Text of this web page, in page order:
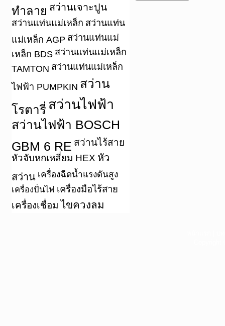
ทำลาย สว่านเจาะปูน
สว่านแท่นแม่เหล็ก สว่านแท่น
แม่เหล็ก AGP สว่านแท่นแม่
เหล็ก BDS สว่านแท่นแม่เหล็ก
TAMTON สว่านแท่นแม่เหล็ก
ไฟฟ้า PUMPKIN สว่าน
โรตารี่ สว่านไฟฟ้า
สว่านไฟฟ้า BOSCH
GBM 6 RE สว่านไร้สาย
หัวจับหกเหลี่ยม HEX หัว
สว่าน เครื่องฉีดน้ำแรงดันสูง
เครื่องปั่นไฟ เครื่องมือไร้สาย
เครื่องเชื่อม ไขควงลม